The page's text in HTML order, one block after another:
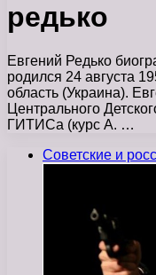
редько
Евгений Редько
родился 24 августа
область (Украина).
Центрального
ГИТИСа (курс А. …
Советские и